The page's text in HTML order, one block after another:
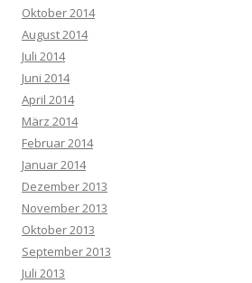
Oktober 2014
August 2014
Juli 2014
Juni 2014
April 2014
März 2014
Februar 2014
Januar 2014
Dezember 2013
November 2013
Oktober 2013
September 2013
Juli 2013